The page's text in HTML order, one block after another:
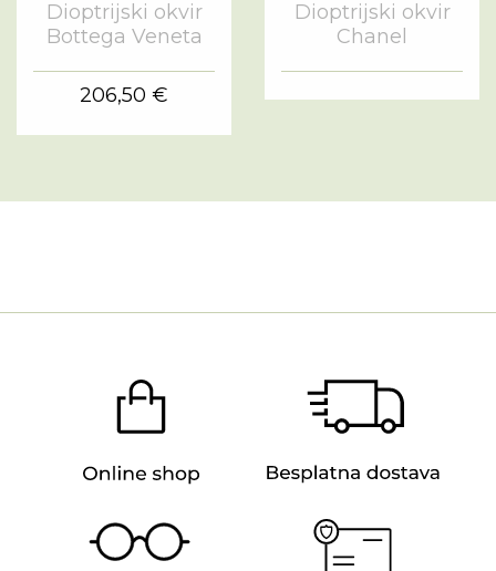
Dioptrijski okvir
Bottega Veneta
206,50 €
Dioptrijski okvir
Chanel